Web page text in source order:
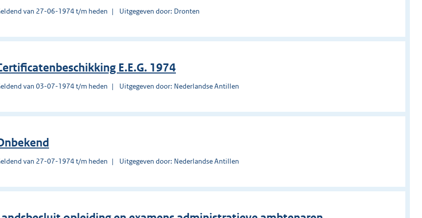
van 27-06-1974 t/m heden Uitgegeven door: Dronten
E.E.G. 1974
van 03-07-1974 t/m heden Uitgegeven door: Nederlandse Antillen
van 27-07-1974 t/m heden Uitgegeven door: Nederlandse Antillen